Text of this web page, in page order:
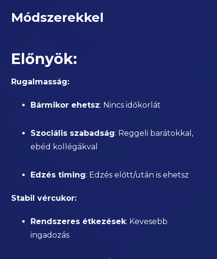
Módszerekkel
Előnyök:
Rugalmasság:
Bármikor ehetsz: Nincs időkorlát
Szociális szabadság: Reggeli barátokkal,
ebéd kollégákval
Edzés timing: Edzés előtt/után is ehetsz
Stabil vércukor:
Rendszeres étkezések: Kevesebb
ingadozás